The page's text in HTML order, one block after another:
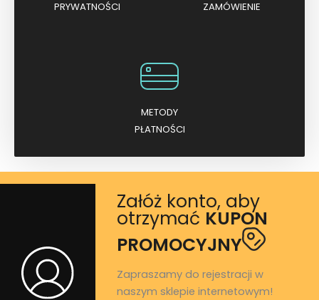
PRYWATNOŚCI
ZAMÓWIENIE
METODY
PŁATNOŚCI
Załóż konto, aby
otrzymać KUPON
PROMOCYJNY
Zapraszamy do rejestracji w
naszym sklepie internetowym!